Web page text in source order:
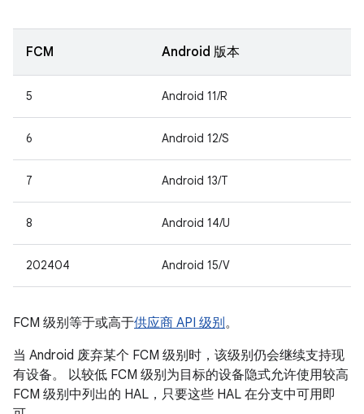
FCM Android 版本
5 Android 11/R
6 Android 12/S
7 Android 13/T
8 Android 14/U
202404 Android 15/V
FCM 级别等于或高于供应商 API 级别。
当 Android 废弃某个 FCM 级别时，该级别仍会继续支持现
有设备。 以较低 FCM 级别为目标的设备隐式允许使用较高
FCM 级别中列出的 HAL，只要这些 HAL 在分支中可用即